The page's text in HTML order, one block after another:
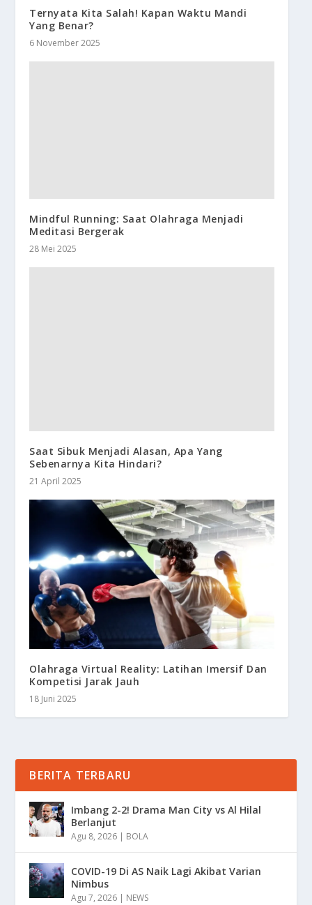
Ternyata Kita Salah! Kapan Waktu Mandi
Yang Benar?
6 November 2025
Mindful Running: Saat Olahraga Menjadi
Meditasi Bergerak
28 Mei 2025
Saat Sibuk Menjadi Alasan, Apa Yang
Sebenarnya Kita Hindari?
21 April 2025
Olahraga Virtual Reality: Latihan Imersif Dan
Kompetisi Jarak Jauh
18 Juni 2025
BERITA TERBARU
Imbang 2-2! Drama Man City vs Al Hilal
Berlanjut
Agu 8, 2026 | BOLA
COVID-19 Di AS Naik Lagi Akibat Varian
Nimbus
Agu 7, 2026 | NEWS